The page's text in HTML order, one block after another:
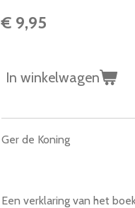
€ 9,95
In winkelwagen
Ger de Koning
Een verklaring van het